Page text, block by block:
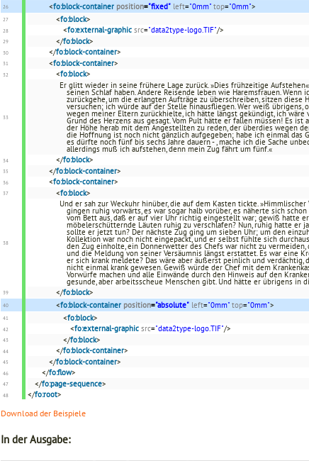
<fo:block-container position="fixed" left="0mm" top="0mm">
<fo:block>
<fo:external-graphic src="data2type-logo.TIF"/>
</fo:block>
</fo:block-container>
<fo:block-container>
<fo:block>
Er glitt wieder in seine frühere Lage zurück. »Dies frühzeitige
seinen Schlaf haben. Andere Reisende leben wie Haremsfrauen. Wenn
zurückgehe, um die erlangten Aufträge zu überschreiben, sitzen
versuchen; ich würde auf der Stelle hinausfliegen. Wer weiß
wegen meiner Eltern zurückhielte, ich hätte längst gekündigt, ich
Grund des Herzens aus gesagt. Vom Pult hätte er fallen müssen! Es
der Höhe herab mit dem Angestellten zu reden, der überdies wegen
die Hoffnung ist noch nicht gänzlich aufgegeben; habe ich einmal das
es dürfte noch fünf bis sechs Jahre dauern - , mache ich die Sache
allerdings muß ich aufstehen, denn mein Zug fährt um fünf.«
</fo:block>
</fo:block-container>
<fo:block-container>
<fo:block>
Und er sah zur Weckuhr hinüber, die auf dem Kasten tickte.
gingen ruhig vorwärts, es war sogar halb vorüber, es näherte sich
vom Bett aus, daß er auf vier Uhr richtig eingestellt war; gewiß hatte er
möbelerschütternde Läuten ruhig zu verschlafen? Nun, ruhig hatte er
sollte er jetzt tun? Der nächste Zug ging um sieben Uhr; um den
Kollektion war noch nicht eingepackt, und er selbst fühlte sich
den Zug einholte, ein Donnerwetter des Chefs war nicht zu
und die Meldung von seiner Versäumnis längst erstattet. Es war eine
er sich krank meldete? Das wäre aber äußerst peinlich und
nicht einmal krank gewesen. Gewiß würde der Chef mit dem
Vorwürfe machen und alle Einwände durch den Hinweis auf den
gesunde, aber arbeitsscheue Menschen gibt. Und hätte er übrigens in
</fo:block>
<fo:block-container position="absolute" left="0mm" top="0mm">
<fo:block>
<fo:external-graphic src="data2type-logo.TIF"/>
</fo:block>
</fo:block-container>
</fo:block-container>
</fo:flow>
</fo:page-sequence>
</fo:root>
Download der Beispiele
In der Ausgabe: